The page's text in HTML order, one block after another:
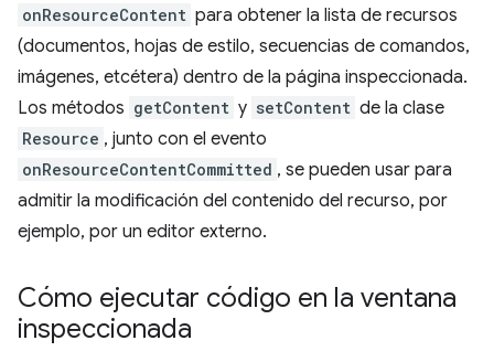
onResourceContent para obtener la lista de recursos
(documentos, hojas de estilo, secuencias de comandos,
imágenes, etcétera) dentro de la página inspeccionada.
Los métodos getContent y setContent de la clase
Resource , junto con el evento
onResourceContentCommitted , se pueden usar para
admitir la modificación del contenido del recurso, por
ejemplo, por un editor externo.
Cómo ejecutar código en la ventana
inspeccionada